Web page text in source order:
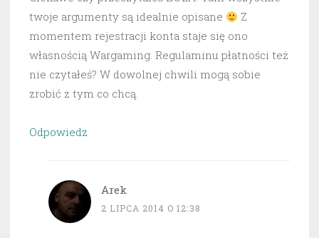
twoje argumenty są idealnie opisane
Z
momentem rejestracji konta staje się ono
własnością Wargaming. Regulaminu płatności też
nie czytałeś? W dowolnej chwili mogą sobie
zrobić z tym co chcą.
Odpowiedz
Arek
2 LIPCA 2014 O 12:38